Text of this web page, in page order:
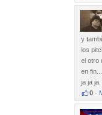
y
los
el otro
en fin....
ja ja
0 ·